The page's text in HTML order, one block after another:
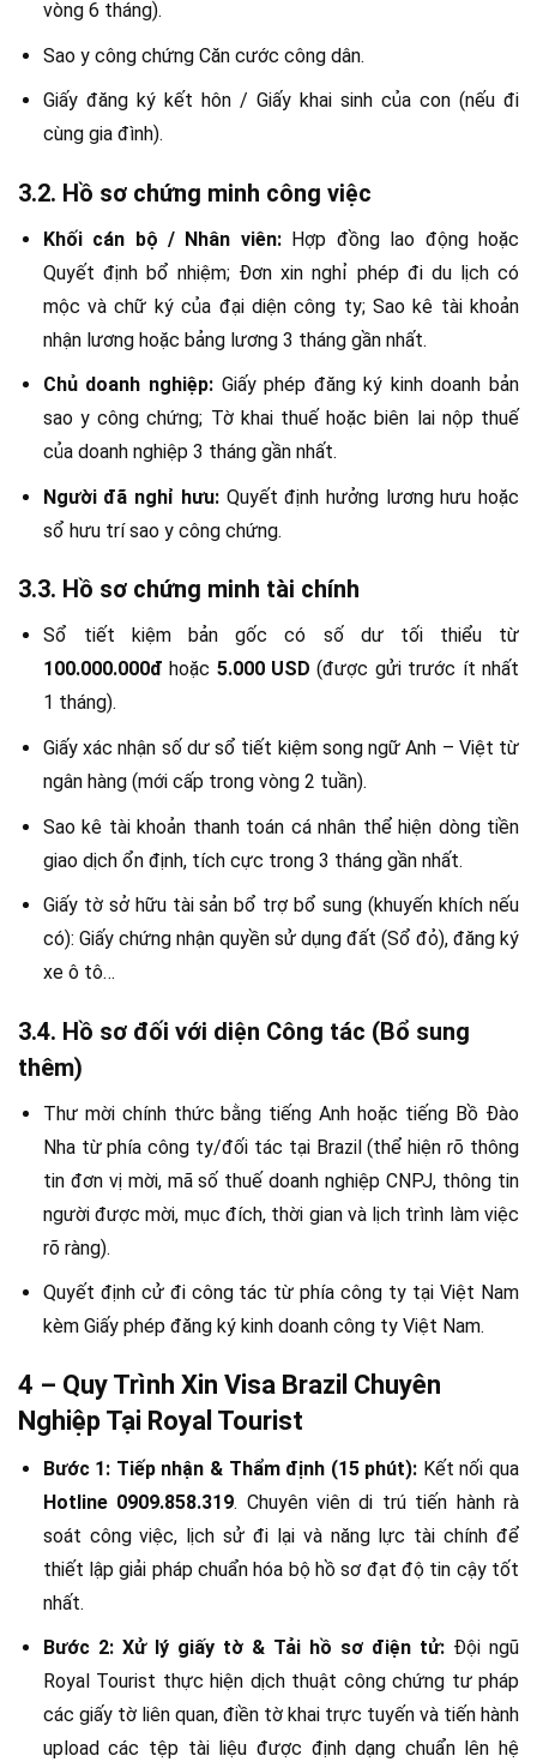
vòng 6 tháng).
Sao y công chứng Căn cước công dân.
Giấy đăng ký kết hôn / Giấy khai sinh của con (nếu đi
cùng gia đình).
3.2. Hồ sơ chứng minh công việc
Khối cán bộ / Nhân viên:Hợp đồng lao động hoặc
Quyết định bổ nhiệm; Đơn xin nghỉ phép đi du lịch có
mộc và chữ ký của đại diện công ty; Sao kê tài khoản
nhận lương hoặc bảng lương 3 tháng gần nhất.
Chủ doanh nghiệp:Giấy phép đăng ký kinh doanh bản
sao y công chứng; Tờ khai thuế hoặc biên lai nộp thuế
của doanh nghiệp 3 tháng gần nhất.
Người đã nghỉ hưu:Quyết định hưởng lương hưu hoặc
sổ hưu trí sao y công chứng.
3.3. Hồ sơ chứng minh tài chính
Sổ tiết kiệm bản gốc có số dư tối thiểu từ
100.000.000đ hoặc 5.000 USD (được gửi trước ít nhất
1 tháng).
Giấy xác nhận số dư sổ tiết kiệm song ngữ Anh – Việt từ
ngân hàng (mới cấp trong vòng 2 tuần).
Sao kê tài khoản thanh toán cá nhân thể hiện dòng tiền
giao dịch ổn định, tích cực trong 3 tháng gần nhất.
Giấy tờ sở hữu tài sản bổ trợ bổ sung (khuyến khích nếu
có): Giấy chứng nhận quyền sử dụng đất (Sổ đỏ), đăng ký
xe ô tô…
3.4. Hồ sơ đối với diện Công tác (Bổ sung
thêm)
Thư mời chính thức bằng tiếng Anh hoặc tiếng Bồ Đào
Nha từ phía công ty/đối tác tại Brazil (thể hiện rõ thông
tin đơn vị mời, mã số thuế doanh nghiệp CNPJ, thông tin
người được mời, mục đích, thời gian và lịch trình làm việc
rõ ràng).
Quyết định cử đi công tác từ phía công ty tại Việt Nam
kèm Giấy phép đăng ký kinh doanh công ty Việt Nam.
4 – Quy Trình Xin Visa Brazil Chuyên
Nghiệp Tại Royal Tourist
Bước 1: Tiếp nhận & Thẩm định (15 phút): Kết nối qua
Hotline 0909.858.319. Chuyên viên di trú tiến hành rà
soát công việc, lịch sử đi lại và năng lực tài chính để
thiết lập giải pháp chuẩn hóa bộ hồ sơ đạt độ tin cậy tốt
nhất.
Bước 2: Xử lý giấy tờ & Tải hồ sơ điện tử:Đội ngũ
Royal Tourist thực hiện dịch thuật công chứng tư pháp
các giấy tờ liên quan, điền tờ khai trực tuyến và tiến hành
upload các tệp tài liệu được định dạng chuẩn lên hệ